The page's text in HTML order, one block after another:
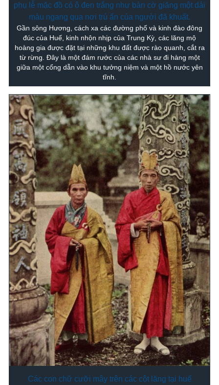
phụ lễ mặc đồ có ô đen trắng như bàn cờ giăng một dải
màu ngang qua nơi trú ẩn của người đã khuất.
Gần sông Hương, cách xa các đường phố và kinh đào đông
đúc của Huế, kinh nhộn nhịp của Trung Kỳ, các lăng mộ
hoàng gia được đặt tại những khu đất được rào quanh, cắt ra
từ rừng. Đây là một đám rước của các nhà sư đi hàng một
giữa một cổng dẫn vào khu tưởng niệm và một hồ nước yên
tĩnh.
Các con chữ cưỡi mây trên các cột lăng tại huế